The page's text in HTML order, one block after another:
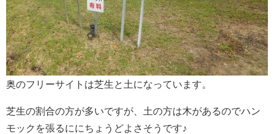
奥のフリーサイトは芝生と土になっています。
芝生の割合の方が多いですが、土の方は木があるのでハン
モックを張るににちょうどよさそうです♪